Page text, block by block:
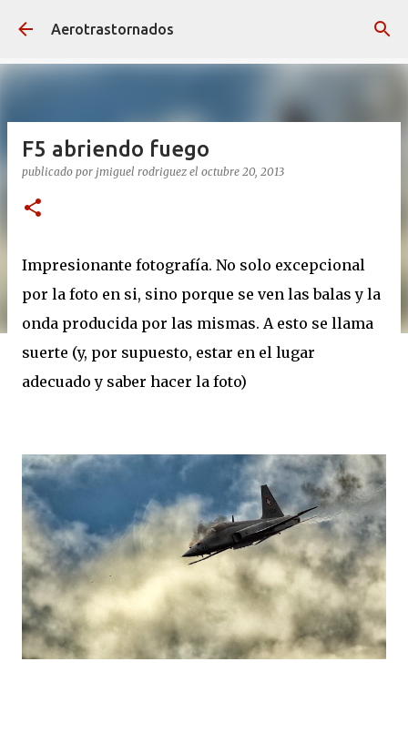
Ir al contenido principal
Aerotrastornados
F5 abriendo fuego
publicado por jmiguel rodriguez el octubre 20, 2013
Impresionante fotografía. No solo excepcional
por la foto en si, sino porque se ven las balas y la
onda producida por las mismas. A esto se llama
suerte (y, por supuesto, estar en el lugar
adecuado y saber hacer la foto)